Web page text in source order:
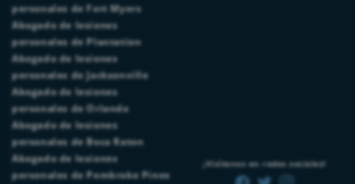
personales de Fort Myers
Abogado de lesiones
personales de Plantation
Abogado de lesiones
personales de Jacksonville
Abogado de lesiones
personales de Orlando
Abogado de lesiones
personales de Boca Raton
Abogado de lesiones
personales de Pembroke Pines
¡Visítenos en redes sociales!